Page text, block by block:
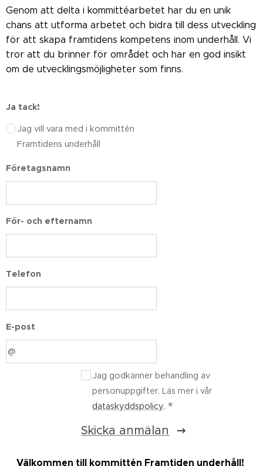
Genom att delta i kommittéarbetet har du en unik
chans att utforma arbetet och bidra till dess utveckling
för att skapa framtidens kompetens inom underhåll. Vi
tror att du brinner för området och har en god insikt
om de utvecklingsmöjligheter som finns.
Ja tack!
Jag vill vara med i kommittén
Framtidens underhåll
Företagsnamn
För- och efternamn
Telefon
E-post
Jag godkänner behandling av
personuppgifter. Läs mer i vår
dataskyddspolicy.
Skicka anmälan
Välkommen till kommittén Framtiden underhåll!